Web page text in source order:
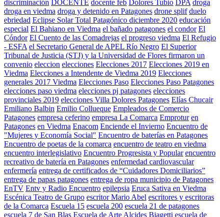
discriminación DOCENTE docente feb Dolores Tubio DPA droga
droga en viedma droga y detenido en Patagones drone splif duelo
ebriedad Eclipse Solar Total Patagónico diciembre 2020 educación
especial El Bahiano en Viedma el bañado patagones el condor El
Cóndor El Cuento de las Comadrejas el progreso viedma El Refugio
- ESFA el Secretario General de APEL Río Negro El Superior
Tribunal de Justicia (STJ) y la Universidad de Flores firmaron un
convenio eleccion elecciones Elecciones 2017 Elecciones 2019 en
Viedma Elecciones a Intendente de Viedma 2019 Elecciones
generales 2017 Viedma Elecciones Paso Elecciones Paso Patagones
elecciones paso viedma elecciones pj patagones elecciones
provinciales 2019 elecciones Villa Dolores Patagones Elías Chucair
Emiliano Balbin Emilio Collueque Empleados de Comercio
Patagones empresa ceferino empresa La Comarca Emprotur en
Patagones en Viedma Enacom Enciende el Invierno Encuentro de
"Mujeres y Economía Social" Encuentro de baterías en Patagones
Encuentro de poetas de la comarca encuentro de teatro en viedma
encuentro interlegislativo Encuentro Progresista y Popular encuentro
recreativo de batería en Patagones enfermedad cardiovascular
enfermería entrega de certificados de “Cuidadores Domiciliarios”
entrega de papas patagones entrega de ropa municipio de Patagones
EnTV Entv y Radio Encuentro epilepsia Eruca Sativa en Viedma
Escénica Teatro de Grupo escritor Mario Abel escritores y escritoras
de la Comarca Escuela 15 escuela 200 escuela 21 de patagones
escuela 7 de San Blas Escuela de Arte Alcides Biagetti escuela de